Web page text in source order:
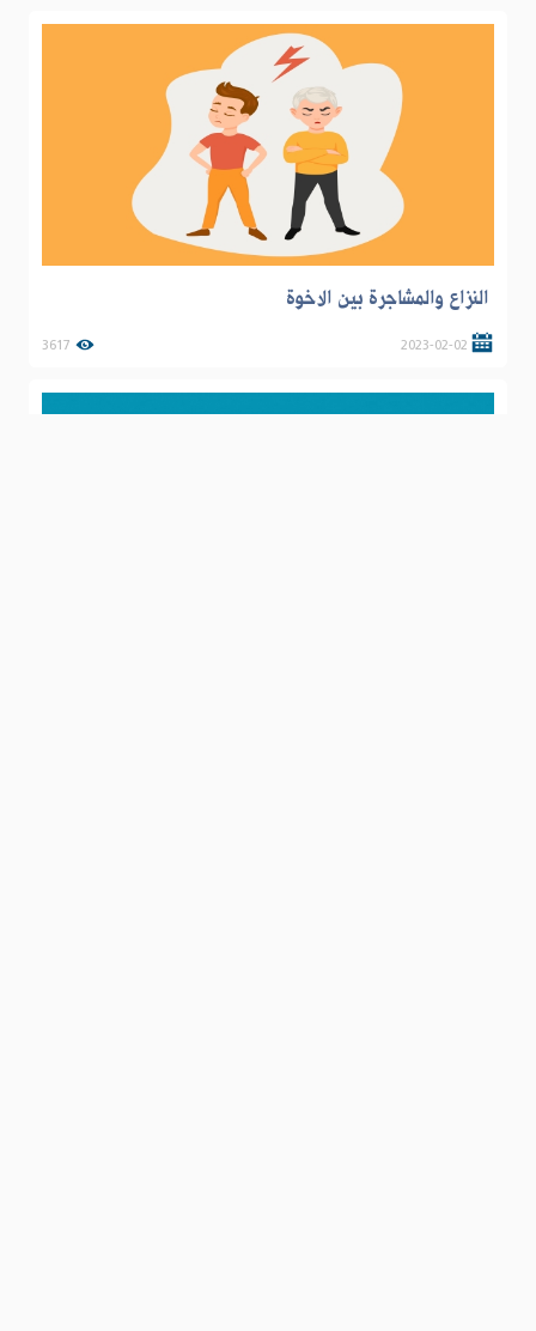
النزاع والمشاجرة بين الاخوة
2023-02-02
3617